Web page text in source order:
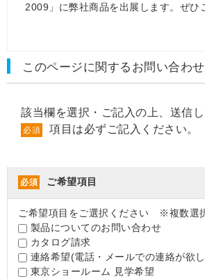
2009」に弊社商品を出展します。ぜひ
このページに関するお問い合わせ
該当欄を選択・ご記入の上、送信
必須 項目は必ずご記入ください。
必須 ご希望項目
ご希望項目をご選択ください ※複数選
製品についてのお問い合わせ
カタログ請求
連絡希望(電話・メールでの連絡が欲
東京ショールーム 見学希望